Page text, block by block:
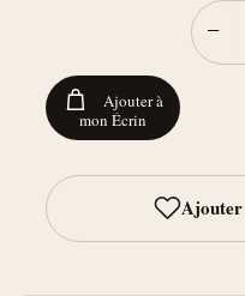
−
Ajouter à
mon Écrin